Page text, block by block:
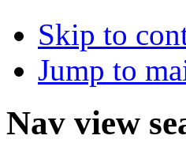
Skip to
Jump to
Nav view